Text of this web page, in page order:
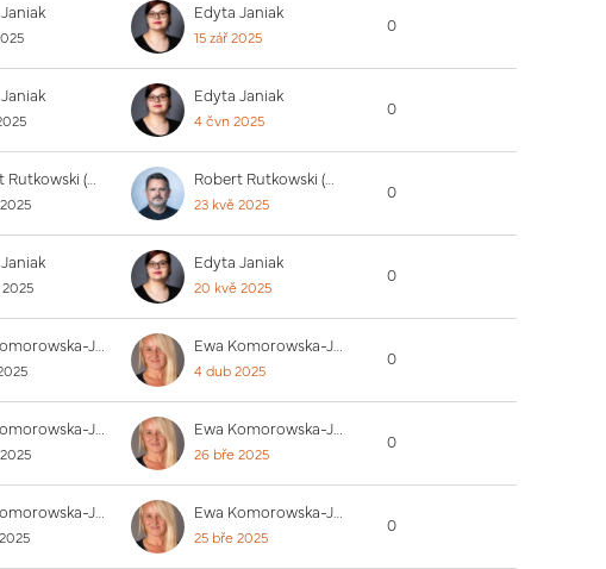
Edyta Janiak
15 zář 2025
0
Edyta Janiak
4 čvn 2025
0
Robert Rutkowski (PUW) Robert Rutkowski (PUW)
23 kvě 2025
0
Edyta Janiak
20 kvě 2025
0
Ewa Komorowska-Jędrzejczak Ewa Komorowska-Jędrzejczak
4 dub 2025
0
Ewa Komorowska-Jędrzejczak Ewa Komorowska-Jędrzejczak
26 bře 2025
0
Ewa Komorowska-Jędrzejczak Ewa Komorowska-Jędrzejczak
25 bře 2025
0